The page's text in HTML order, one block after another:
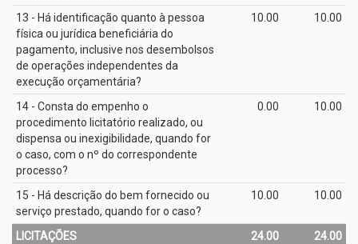
13 - Há identificação quanto à pessoa
física ou jurídica beneficiária do
pagamento, inclusive nos desembolsos
de operações independentes da
execução orçamentária?
10.00 10.00
14 - Consta do empenho o
procedimento licitatório realizado, ou
dispensa ou inexigibilidade, quando for
o caso, com o nº do correspondente
processo?
0.00 10.00
15 - Há descrição do bem fornecido ou
serviço prestado, quando for o caso?
10.00 10.00
LICITAÇÕES 24.00
24.00